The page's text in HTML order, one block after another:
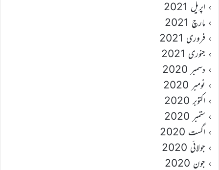
اپریل 2021
مارچ 2021
فروری 2021
جنوری 2021
دسمبر 2020
نومبر 2020
اکتوبر 2020
ستمبر 2020
اگست 2020
جولائی 2020
جون 2020